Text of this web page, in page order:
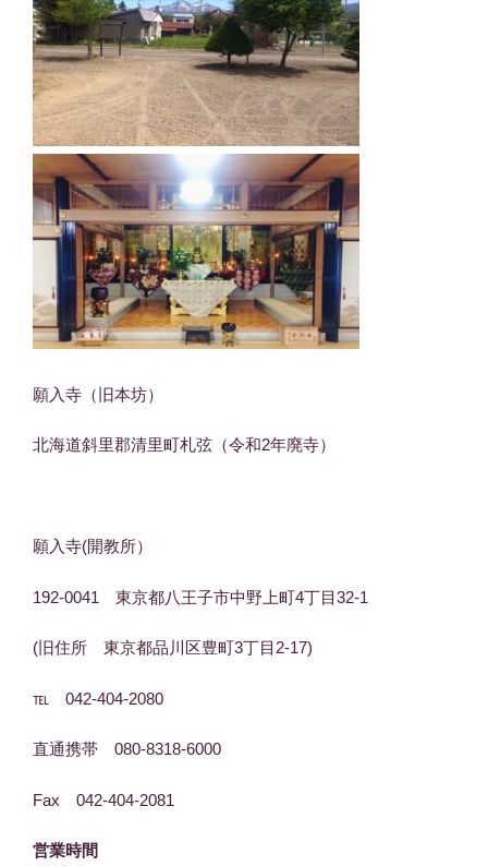
願入寺（旧本坊）
北海道斜里郡清里町札弦（令和2年廃寺）
願入寺(開教所）
192-0041 東京都八王子市中野上町4丁目32-1
(旧住所 東京都品川区豊町3丁目2-17)
℡ 042-404-2080
直通携帯 080-8318-6000
Fax 042-404-2081
営業時間